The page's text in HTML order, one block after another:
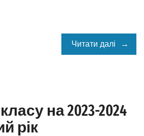
Читати далі
на 2023-2024
рік